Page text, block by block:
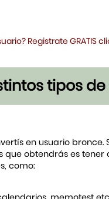
Registrate GRATIS
tipos de
en usuario bronce.
que obtendrás es tener
como: